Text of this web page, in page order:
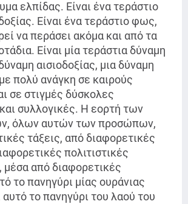
ελπίδας. Είναι ένα τεράστιο
Είναι ένα τεράστιο φως,
να περάσει ακόμα και από τα
Είναι μία τεράστια δύναμη
αισιοδοξίας, μια δύναμη
πολύ ανάγκη σε καιρούς
σε στιγμές δύσκολες
συλλογικές. Η εορτή των
όλων αυτών των προσώπων,
τάξεις, από διαφορετικές
πολιτιστικές
μέσα από διαφορετικές
το πανηγύρι μίας ουράνιας
το πανηγύρι του λαού του